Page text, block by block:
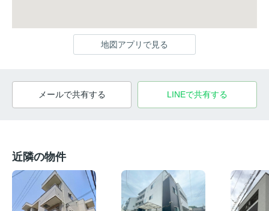
地図アプリで見る
メールで共有する LINEで共有する
近隣の物件